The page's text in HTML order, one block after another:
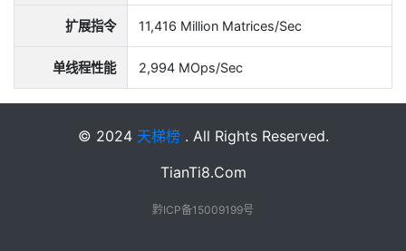
扩展指令 11,416 Million Matrices/Sec
单线程性能 2,994 MOps/Sec
© 2024 天梯榜. All Rights Reserved.
TianTi8.Com
黔ICP备15009199号